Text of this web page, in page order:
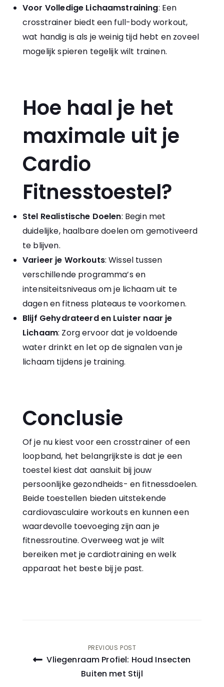
Voor Volledige Lichaamstraining: Een
crosstrainer biedt een full-body workout,
wat handig is als je weinig tijd hebt en zoveel
mogelijk spieren tegelijk wilt trainen.
Hoe haal je het
maximale uit je
Cardio
Fitnesstoestel?
Stel Realistische Doelen: Begin met
duidelijke, haalbare doelen om gemotiveerd
te blijven.
Varieer je Workouts: Wissel tussen
verschillende programma’s en
intensiteitsniveaus om je lichaam uit te
dagen en fitness plateaus te voorkomen.
Blijf Gehydrateerd en Luister naar je
Lichaam: Zorg ervoor dat je voldoende
water drinkt en let op de signalen van je
lichaam tijdens je training.
Conclusie
Of je nu kiest voor een crosstrainer of een
loopband, het belangrijkste is dat je een
toestel kiest dat aansluit bij jouw
persoonlijke gezondheids- en fitnessdoelen.
Beide toestellen bieden uitstekende
cardiovasculaire workouts en kunnen een
waardevolle toevoeging zijn aan je
fitnessroutine. Overweeg wat je wilt
bereiken met je cardiotraining en welk
apparaat het beste bij je past.
Bericht
navigatie
PREVIOUS POST
Vliegenraam Profiel: Houd Insecten
Buiten met Stijl